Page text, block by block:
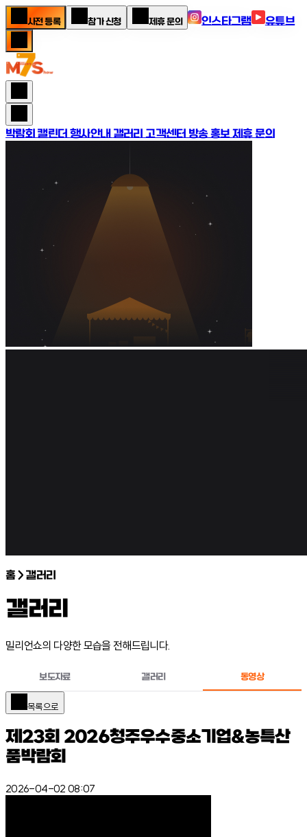
사전 등록 참가 신청 제휴 문의 인스타그램 유튜브
박람회 캘린더행사안내갤러리고객센터방송 홍보 제휴 문의
홈 > 갤러리
갤러리
밀리언쇼의 다양한 모습을 전해드립니다.
보도자료 갤러리 동영상
목록으로
제23회 2026청주우수중소기업&농특산
품박람회
2026-04-02 08:07